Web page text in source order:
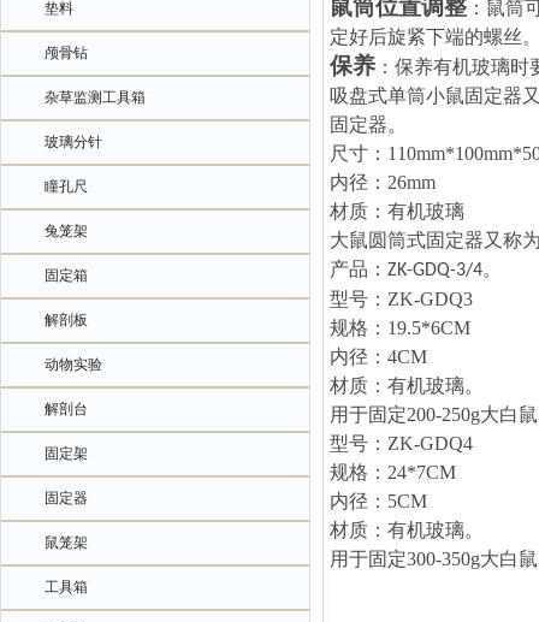
垫料
颅骨钻
杂草监测工具箱
玻璃分针
瞳孔尺
兔笼架
固定箱
解剖板
动物实验
解剖台
固定架
固定器
鼠笼架
工具箱
鼠筒位置调整 ： 鼠筒
定好后旋紧下端的螺丝
保养 ：保养有机玻璃
吸盘式单筒小鼠固定器
固定器。
尺寸：
内径： 26mm
材质：有机玻璃
大鼠圆筒式固定器又称
产品： ZK-GDQ-3/4。
型号： ZK-GDQ3
规格： 19.5*6CM
内径： 4CM
材质：有机玻璃。
用于固定200-250g大白
型号： ZK-GDQ4
规格： 24*7CM
内径 ： 5CM
材质：有机玻璃。
用于固定300-350g大白